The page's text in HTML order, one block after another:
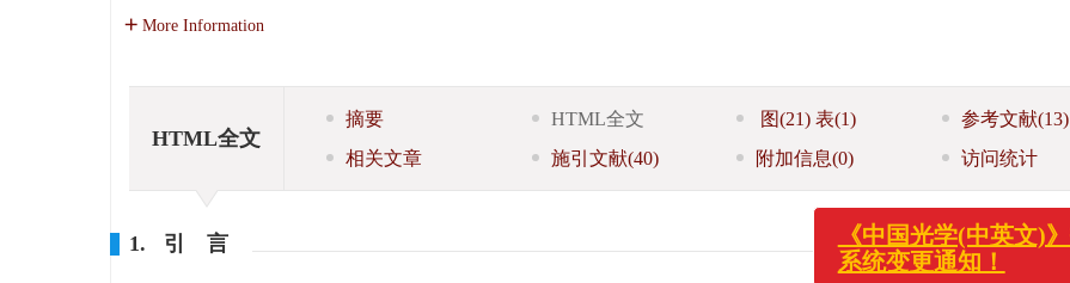
More Information
HTML全文
摘要 HTML全文 图(21) 表(1) 参考文献(13)
相关文章
施引文献(40) 附加信息(0) 访问统计
1. 引 言